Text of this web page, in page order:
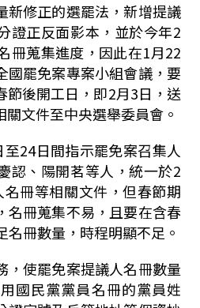
新修正的選罷法，新增提議
證正反面影本，並於今年2
冊蒐集進度，因此在1月22
國罷免案專案小組會議，要
節後開工日，即2月3日，送
文件至中央選舉委員會。
24日間指示罷免案召集人
認、陽開茗等人，統一於2
冊等相關文件，但春節期
名冊蒐集不易，且要在含春
名冊數量，時程明顯不足。
，使罷免案提議人名冊數量
國民黨黨員名冊的黨員姓